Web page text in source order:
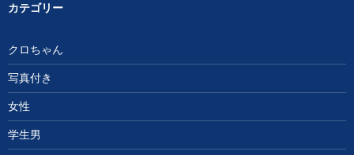
カテゴリー
クロちゃん
写真付き
女性
学生男